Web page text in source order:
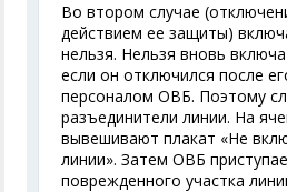
Во втором случае
действием ее защиты)
нельзя. Нельзя вновь
если он отключился после
персоналом ОВБ. Поэтому
разъединители линии. На
вывешивают плакат «Не
линии». Затем ОВБ
поврежденного участка